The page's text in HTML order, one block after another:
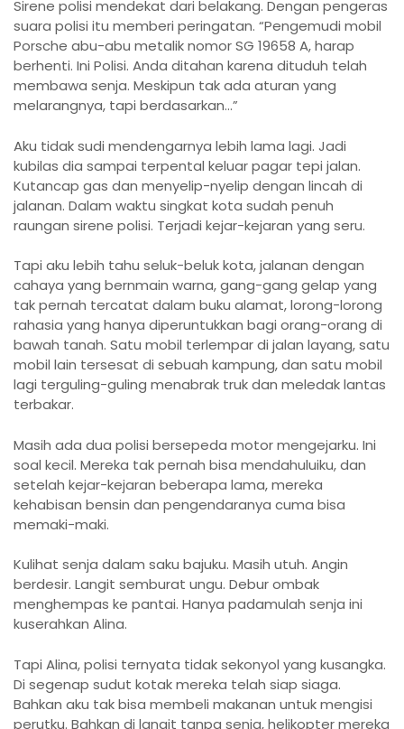
Sirene polisi mendekat dari belakang. Dengan pengeras
suara polisi itu memberi peringatan. “Pengemudi mobil
Porsche abu-abu metalik nomor SG 19658 A, harap
berhenti. Ini Polisi. Anda ditahan karena dituduh telah
membawa senja. Meskipun tak ada aturan yang
melarangnya, tapi berdasarkan…”
Aku tidak sudi mendengarnya lebih lama lagi. Jadi
kubilas dia sampai terpental keluar pagar tepi jalan.
Kutancap gas dan menyelip-nyelip dengan lincah di
jalanan. Dalam waktu singkat kota sudah penuh
raungan sirene polisi. Terjadi kejar-kejaran yang seru.
Tapi aku lebih tahu seluk-beluk kota, jalanan dengan
cahaya yang bernmain warna, gang-gang gelap yang
tak pernah tercatat dalam buku alamat, lorong-lorong
rahasia yang hanya diperuntukkan bagi orang-orang di
bawah tanah. Satu mobil terlempar di jalan layang, satu
mobil lain tersesat di sebuah kampung, dan satu mobil
lagi terguling-guling menabrak truk dan meledak lantas
terbakar.
Masih ada dua polisi bersepeda motor mengejarku. Ini
soal kecil. Mereka tak pernah bisa mendahuluiku, dan
setelah kejar-kejaran beberapa lama, mereka
kehabisan bensin dan pengendaranya cuma bisa
memaki-maki.
Kulihat senja dalam saku bajuku. Masih utuh. Angin
berdesir. Langit semburat ungu. Debur ombak
menghempas ke pantai. Hanya padamulah senja ini
kuserahkan Alina.
Tapi Alina, polisi ternyata tidak sekonyol yang kusangka.
Di segenap sudut kotak mereka telah siap siaga.
Bahkan aku tak bisa membeli makanan untuk mengisi
perutku. Bahkan di langit tanpa senja, helikopter mereka